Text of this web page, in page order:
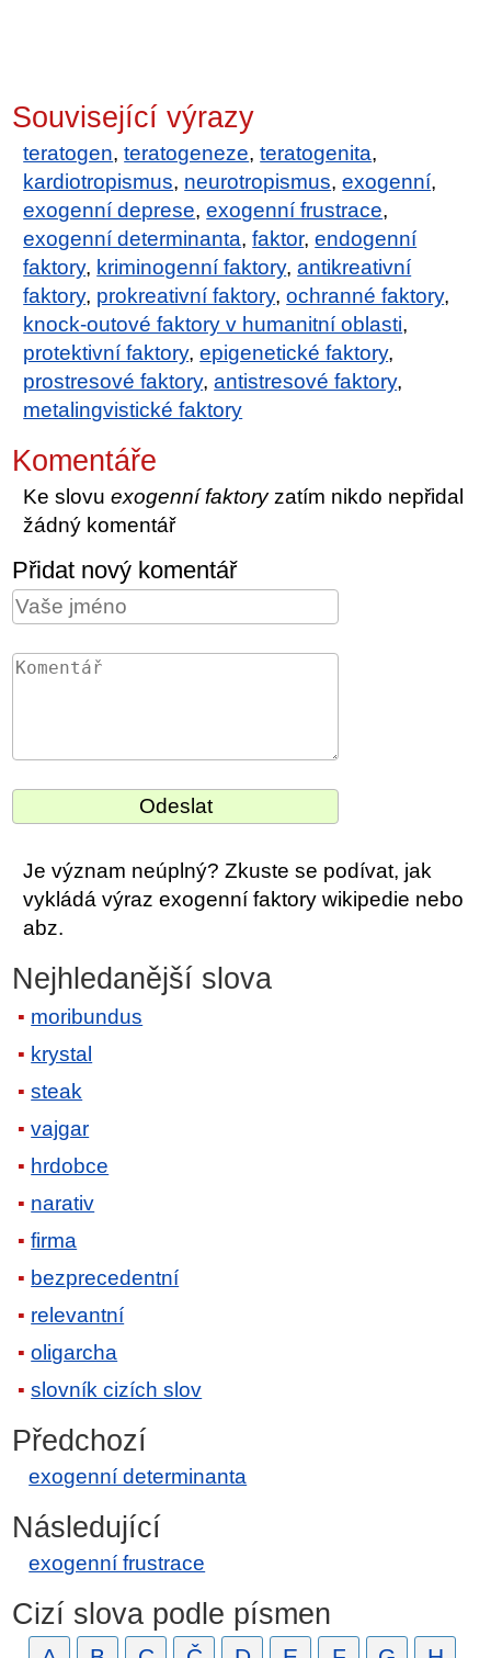
Související výrazy
teratogen,teratogeneze,teratogenita,
kardiotropismus, neurotropismus,exogenní,
exogenní deprese,exogenní frustrace,
exogenní determinanta,faktor,endogenní
faktory, kriminogenní faktory,antikreativní
faktory, prokreativní faktory,ochranné faktory,
knock-outové faktory v humanitní oblasti,
protektivní faktory,epigenetické faktory,
prostresové faktory,antistresové faktory,
metalingvistické faktory
Komentáře
Ke slovuexogenní faktoryzatím nikdo nepřidal
žádný komentář
Přidat nový komentář
Je význam neúplný? Zkuste se podívat, jak
vykládá výraz exogenní faktory wikipedie nebo
abz.
Nejhledanější slova
moribundus
krystal
steak
vajgar
hrdobce
narativ
firma
bezprecedentní
relevantní
oligarcha
slovník cizích slov
Předchozí
exogenní determinanta
Následující
exogenní frustrace
Cizí slova podle písmen